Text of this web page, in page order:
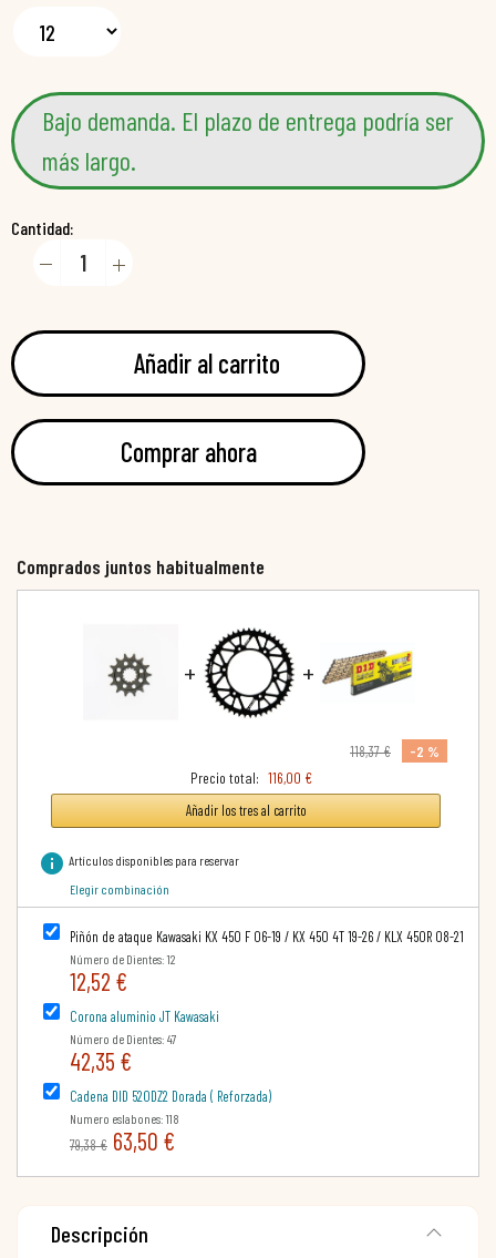
Bajo demanda. El plazo de entrega podría ser
más largo.
Cantidad:
Añadir al carrito
Comprar ahora
Comprados juntos habitualmente
+ +
118,37 €
-2 %
Precio total: 116,00 €
Añadir los tres al carrito
info Artículos disponibles para reservar
Elegir combinación
Piñón de ataque Kawasaki KX 450 F 06-19 / KX 450 4T 19-26 / KLX 450R 08-21
Número de Dientes: 12
12,52 €
Corona aluminio JT Kawasaki
Número de Dientes: 47
42,35 €
Cadena DID 520DZ2 Dorada ( Reforzada)
Numero eslabones: 118
79,38 € 63,50 €
Descripción